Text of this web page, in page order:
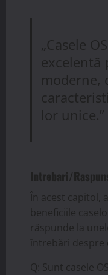
„Casele
moderne,
lor unice.”
Intrebari/
În acest capitol,
beneficiile
răspunde la
întrebări despre
Q: Sunt casele